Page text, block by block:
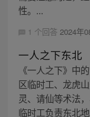
性。...
1 个回答 2024年
一人之下东北
《一人之下》中
区临时工、龙虎
灵、请仙等术法
临时工负责东北